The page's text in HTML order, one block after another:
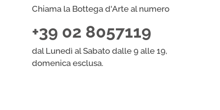
Chiama la Bottega d'Arte al numero
+39 02 8057119
dal Lunedì al Sabato dalle 9 alle 19,
domenica esclusa.